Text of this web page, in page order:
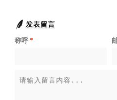
发表留言
称呼 *